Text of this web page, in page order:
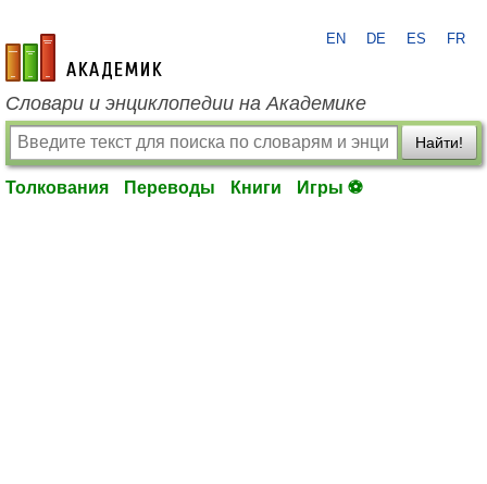
academic.ru
EN DE ES FR
Словари и энциклопедии на Академике
Найти!
Толкования Переводы Книги Игры ⚽